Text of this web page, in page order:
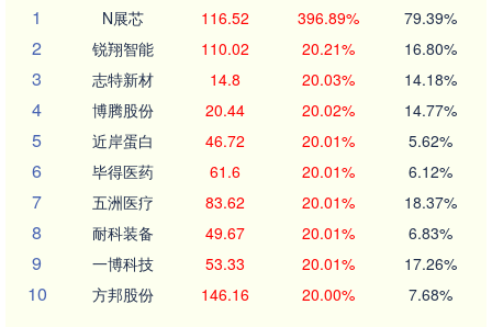
1
N展芯 116.52 396.89% 79.39%
2 锐翔智能 110.02 20.21% 16.80%
3 志特新材 14.8 20.03% 14.18%
4 博腾股份 20.44 20.02% 14.77%
5 近岸蛋白 46.72 20.01% 5.62%
6 毕得医药 61.6 20.01% 6.12%
7 五洲医疗 83.62 20.01% 18.37%
8 耐科装备 49.67 20.01% 6.83%
9 一博科技 53.33 20.01% 17.26%
10 方邦股份 146.16 20.00% 7.68%